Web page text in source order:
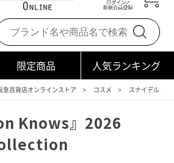
限定商品 人気ランキング
急百貨店オンラインストア コスメ スナイデル ビ
Knows』2026